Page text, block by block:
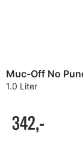
Muc-Off No
1.0 Liter
342,-